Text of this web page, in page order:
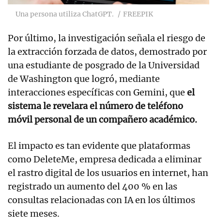
Una persona utiliza ChatGPT. FREEPIK
Por último, la investigación señala el riesgo de
la extracción forzada de datos, demostrado por
una estudiante de posgrado de la Universidad
de Washington que logró, mediante
interacciones específicas con Gemini, que el
sistema le revelara el número de teléfono
móvil personal de un compañero académico.
El impacto es tan evidente que plataformas
como DeleteMe, empresa dedicada a eliminar
el rastro digital de los usuarios en internet, han
registrado un aumento del 400 % en las
consultas relacionadas con IA en los últimos
siete meses.